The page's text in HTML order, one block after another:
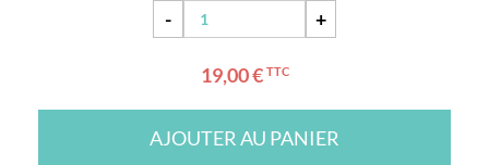
- +
19,00 € TTC
AJOUTER AU PANIER